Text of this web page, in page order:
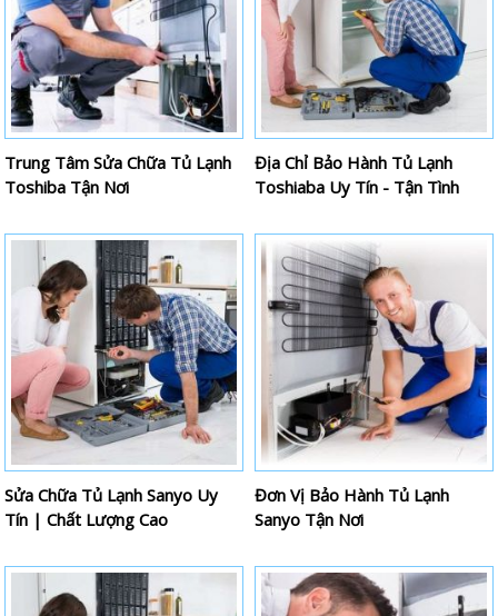
Trung Tâm Sửa Chữa Tủ Lạnh
Toshiba Tận Nơi
Địa Chỉ Bảo Hành Tủ Lạnh
Toshiaba Uy Tín - Tận Tình
Sửa Chữa Tủ Lạnh Sanyo Uy
Tín | Chất Lượng Cao
Đơn Vị Bảo Hành Tủ Lạnh
Sanyo Tận Nơi